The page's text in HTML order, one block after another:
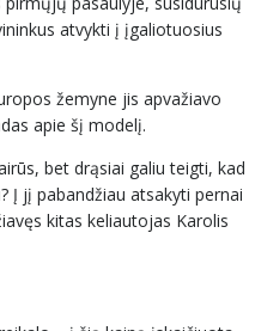
atvykti į įgaliotuosius
žemyne jis apvažiavo
apie šį modelį.
bet drąsiai galiu teigti, kad
Į jį pabandžiau atsakyti pernai
kitas keliautojas Karolis